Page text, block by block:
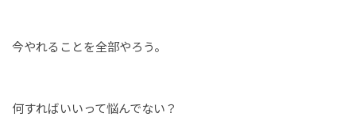
今やれることを全部やろう。
何すればいいって悩んでない？